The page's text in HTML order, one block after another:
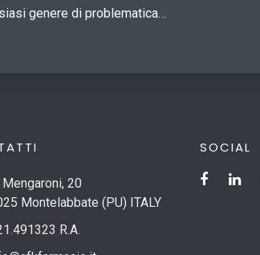
genere di problematica…
20
Montelabbate (PU) ITALY
R.A.
SOCIAL